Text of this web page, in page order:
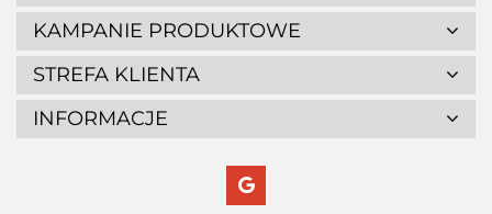
KAMPANIE PRODUKTOWE
STREFA KLIENTA
INFORMACJE